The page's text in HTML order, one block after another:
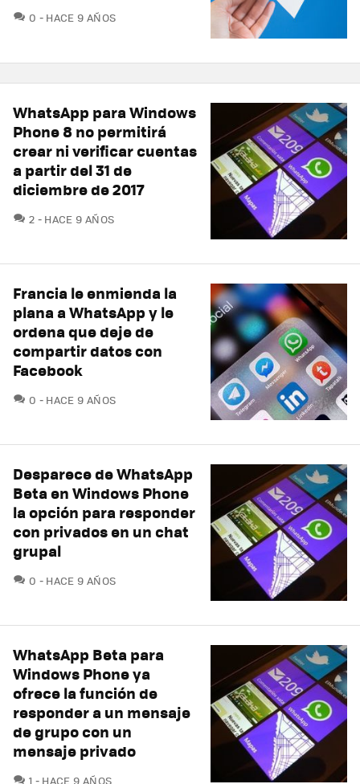
0 COMENTARIOS
HACE 9 AÑOS
WhatsApp para Windows
Phone 8 no permitirá
crear ni verificar cuentas
a partir del 31 de
diciembre de 2017
2 COMENTARIOS
HACE 9 AÑOS
Francia le enmienda la
plana a WhatsApp y le
ordena que deje de
compartir datos con
Facebook
0 COMENTARIOS
HACE 9 AÑOS
Desparece de WhatsApp
Beta en Windows Phone
la opción para responder
con privados en un chat
grupal
0 COMENTARIOS
HACE 9 AÑOS
WhatsApp Beta para
Windows Phone ya
ofrece la función de
responder a un mensaje
de grupo con un
mensaje privado
1 COMENTARIOS
HACE 9 AÑOS